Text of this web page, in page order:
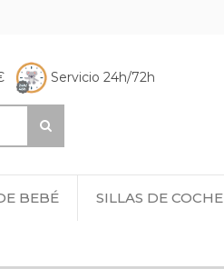
Servicio 24h/72h
BEBÉ SILLAS DE COCHE